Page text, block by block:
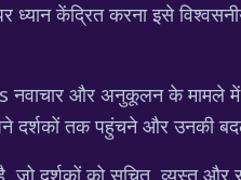
ध्यान केंद्रित करना इसे
नवाचार और अनुकूलन के मामले
दर्शकों तक पहुंचने और उनकी
दर्शकों को सूचित, व्यस्त और